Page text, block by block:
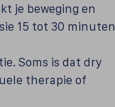
je beweging en
15 tot 30 minuten
Soms is dat dry
therapie of